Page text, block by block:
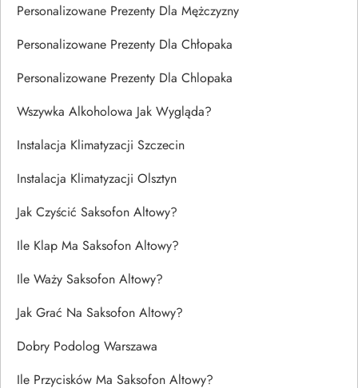
Personalizowane Prezenty Dla Mężczyzny
Personalizowane Prezenty Dla Chłopaka
Personalizowane Prezenty Dla Chlopaka
Wszywka Alkoholowa Jak Wygląda?
Instalacja Klimatyzacji Szczecin
Instalacja Klimatyzacji Olsztyn
Jak Czyścić Saksofon Altowy?
Ile Klap Ma Saksofon Altowy?
Ile Waży Saksofon Altowy?
Jak Grać Na Saksofon Altowy?
Dobry Podolog Warszawa
Ile Przycisków Ma Saksofon Altowy?